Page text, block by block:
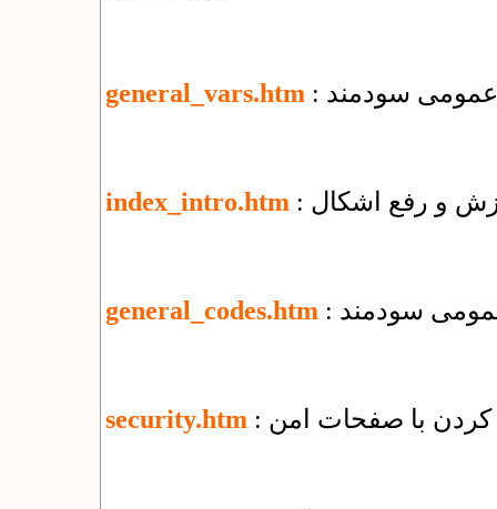
general_vars.htm عمومی سودمند
index_intro.htm و رفع اشکال
general_codes.htm سودمند
security.htm